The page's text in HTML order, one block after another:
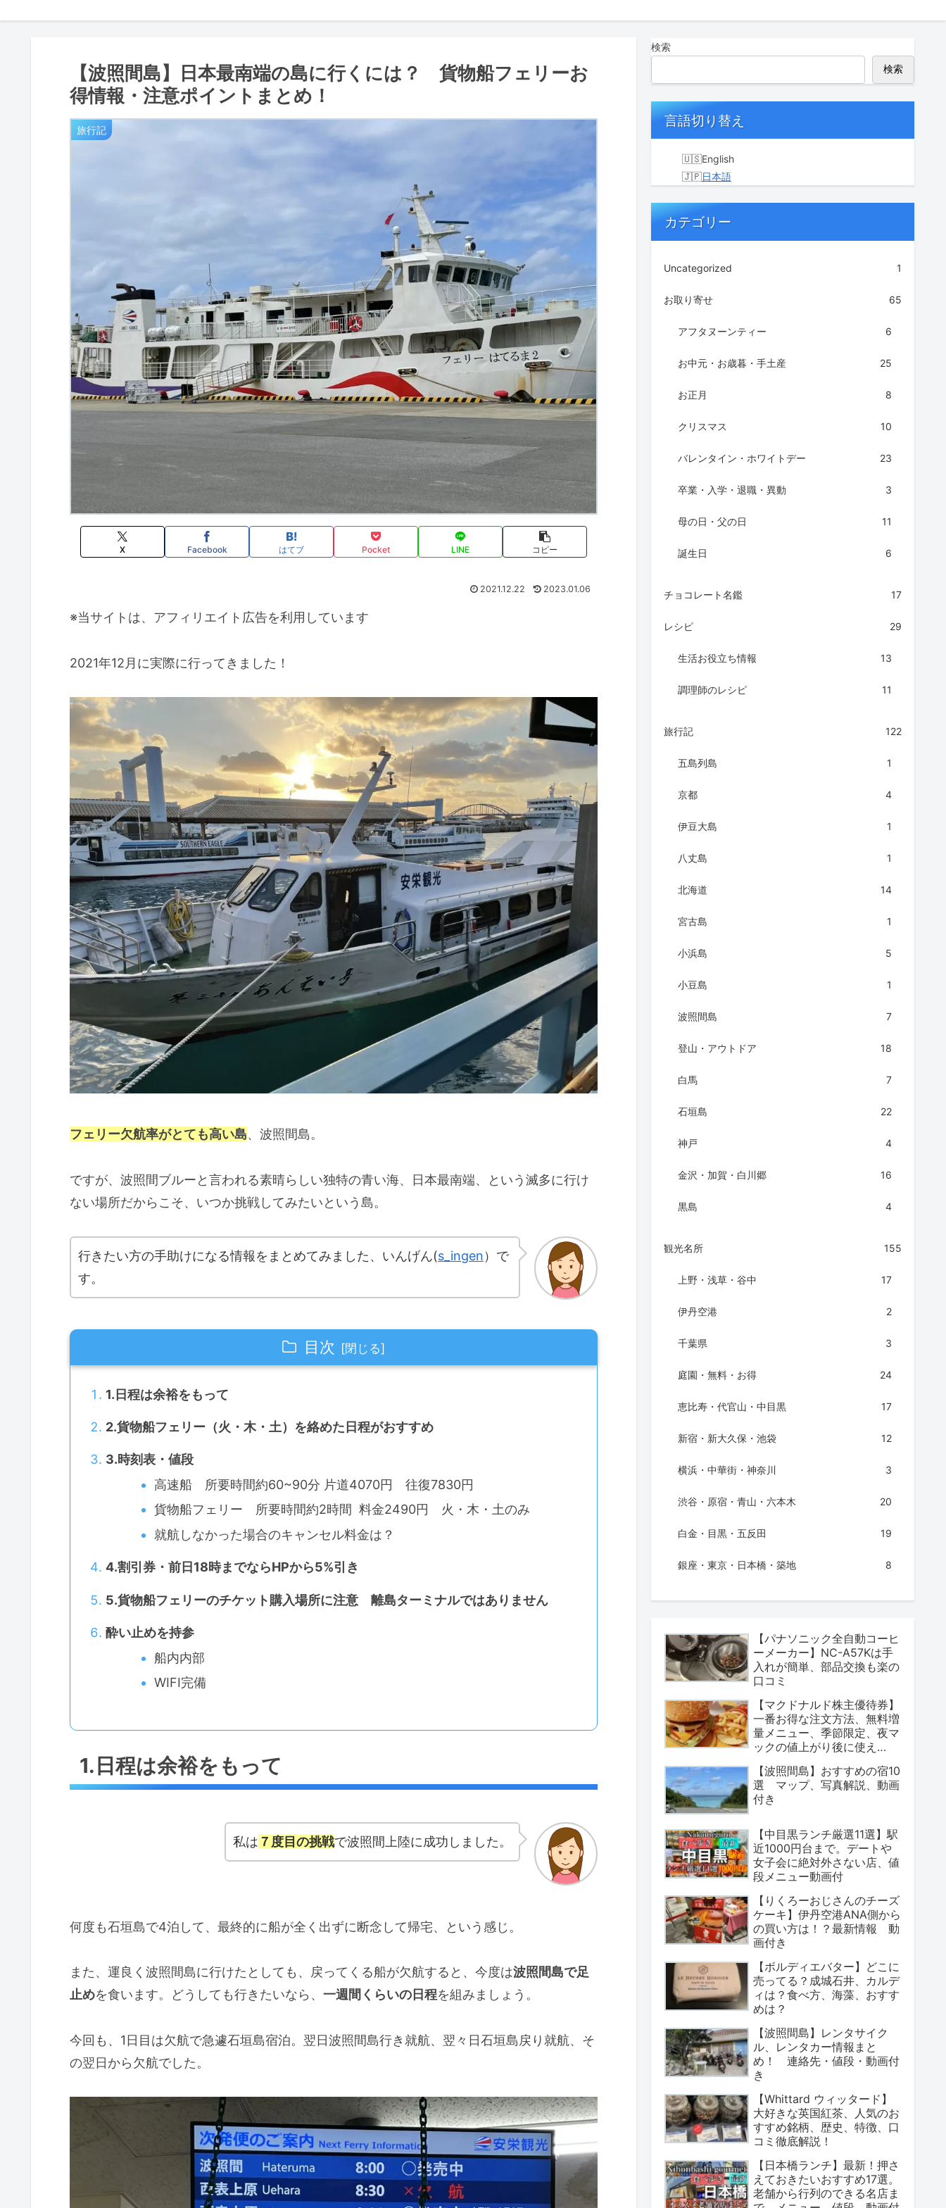
【波照間島】日本最南端の島に行くには？ 貨物船フェリーお
得情報・注意ポイントまとめ！
旅行記
X Facebook はてブ Pocket LINE コピー
2021.12.22 2023.01.06
※当サイトは、アフィリエイト広告を利用しています
2021年12月に実際に行ってきました！
フェリー欠航率がとても高い島、波照間島。
ですが、波照間ブルーと言われる素晴らしい独特の青い海、日本最南端、という滅多に行け
ない場所だからこそ、いつか挑戦してみたいという島。
行きたい方の手助けになる情報をまとめてみました、いんげん(s_ingen）で
す。
目次
1.日程は余裕をもって
2.貨物船フェリー（火・木・土）を絡めた日程がおすすめ
3.時刻表・値段
高速船 所要時間約60~90分 片道4070円 往復7830円
貨物船フェリー 所要時間約2時間 料金2490円 火・木・土のみ
就航しなかった場合のキャンセル料金は？
4.割引券・前日18時までならHPから5%引き
5.貨物船フェリーのチケット購入場所に注意 離島ターミナルではありません
酔い止めを持参
船内内部
WIFI完備
1.日程は余裕をもって
私は ７度目の挑戦で波照間上陸に成功しました。
何度も石垣島で4泊して、最終的に船が全く出ずに断念して帰宅、という感じ。
また、運良く波照間島に行けたとしても、戻ってくる船が欠航すると、今度は波照間島で足
止めを食います。どうしても行きたいなら、 一週間くらいの日程を組みましょう。
今回も、1日目は欠航で急遽石垣島宿泊。翌日波照間島行き就航、翌々日石垣島戻り就航、そ
の翌日から欠航でした。
検索
検索
言語切り替え
English
日本語
カテゴリー
Uncategorized 1
お取り寄せ 65
アフタヌーンティー 6
お中元・お歳暮・手土産 25
お正月 8
クリスマス 10
バレンタイン・ホワイトデー 23
卒業・入学・退職・異動 3
母の日・父の日 11
誕生日 6
チョコレート名鑑 17
レシピ 29
生活お役立ち情報 13
調理師のレシピ 11
旅行記 122
五島列島 1
京都 4
伊豆大島 1
八丈島 1
北海道 14
宮古島 1
小浜島 5
小豆島 1
波照間島 7
登山・アウトドア 18
白馬 7
石垣島 22
神戸 4
金沢・加賀・白川郷 16
黒島 4
観光名所 155
上野・浅草・谷中 17
伊丹空港 2
千葉県 3
庭園・無料・お得 24
恵比寿・代官山・中目黒 17
新宿・新大久保・池袋 12
横浜・中華街・神奈川 3
渋谷・原宿・青山・六本木 20
白金・目黒・五反田 19
銀座・東京・日本橋・築地 8
【パナソニック全自動コーヒ
ーメーカー】NC-A57Kは手
入れが簡単、部品交換も楽の
口コミ
【マクドナルド株主優待券】
一番お得な注文方法、無料増
量メニュー、季節限定、夜マ
ックの値上がり後に使え
【波照間島】おすすめの宿10
選 マップ、写真解説、動画
付き
【中目黒ランチ厳選11選】駅
近1000円台まで。デートや
女子会に絶対外さない店、値
段メニュー動画付
【りくろーおじさんのチーズ
ケーキ】伊丹空港ANA側から
の買い方は！？最新情報 動
画付き
【ボルディエバター】どこに
売ってる？成城石井、カルデ
ィは？食べ方、海藻、おすす
めは？
【波照間島】レンタサイク
ル、レンタカー情報まと
め！ 連絡先・値段・動画付
き
【Whittard ウィッタード】
大好きな英国紅茶、人気のお
すすめ銘柄、歴史、特徴、口
コミ徹底解説！
【日本橋ランチ】最新！押さ
えておきたいおすすめ17選。
老舗から行列のできる名店ま